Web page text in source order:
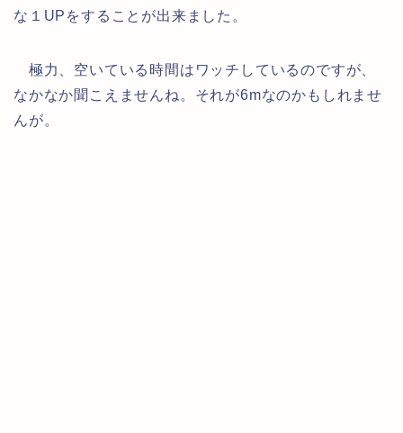
な１UPをすることが出来ました。
極力、空いている時間はワッチしているのですが、
なかなか聞こえませんね。それが6mなのかもしれませ
んが。